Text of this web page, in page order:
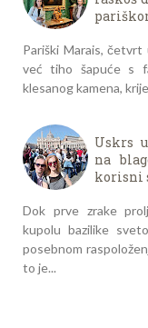
Pariški Marais,
već tiho šapuće s
klesanog kamena,
Uskrs
na
korisni
Dok prve zrake
kupolu bazilike
posebnom
to je...